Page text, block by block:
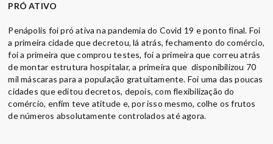
PRÓ ATIVO
Penápolis foi pró ativa na pandemia do Covid 19 e ponto final. Foi
a primeira cidade que decretou, lá atrás, fechamento do comércio,
foi a primeira que comprou testes, foi a primeira que correu atrás
de montar estrutura hospitalar, a primeira que disponibilizou 70
mil máscaras para a população gratuitamente. Foi uma das poucas
cidades que editou decretos, depois, com flexibilização do
comércio, enfim teve atitude e, por isso mesmo, colhe os frutos
de números absolutamente controlados até agora.